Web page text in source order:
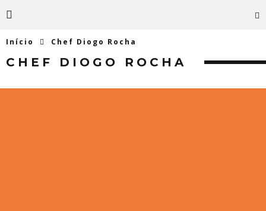
Início Chef Diogo Rocha
CHEF DIOGO ROCHA